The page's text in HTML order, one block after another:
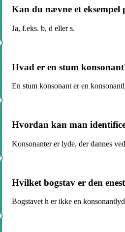
Kan du nævne et eksempel
Ja, f.eks. b, d eller s.
Hvad er en stum
En stum konsonant er en
Hvordan kan man
Konsonanter er lyde, der dannes
Hvilket bogstav er den
Bogstavet h er ikke en